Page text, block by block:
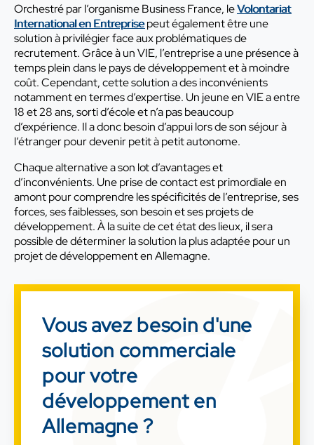
Orchestré par l’organisme Business France, leVolontariat
International en Entreprisepeut également être une
solution à privilégier face aux problématiques de
recrutement. Grâce à un VIE, l’entreprise a une présence à
temps plein dans le pays de développement et à moindre
coût. Cependant, cette solution a des inconvénients
notamment en termes d’expertise. Un jeune en VIE a entre
18 et 28 ans, sorti d’école et n’a pas beaucoup
d’expérience. Il a donc besoin d’appui lors de son séjour à
l’étranger pour devenir petit à petit autonome.
Chaque alternative a son lot d’avantages et
d’inconvénients. Une prise de contact est primordiale en
amont pour comprendre les spécificités de l’entreprise, ses
forces, ses faiblesses, son besoin et ses projets de
développement. À la suite de cet état des lieux, il sera
possible de déterminer la solution la plus adaptée pour un
projet de développement en Allemagne.
Vous avez besoin d'une
solution commerciale
pour votre
développement en
Allemagne ?